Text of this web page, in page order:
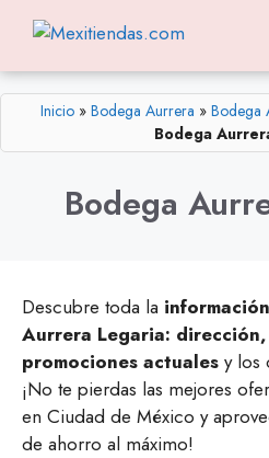
contenido
Inicio » Bodega Aurrera » Bodega
Bodega
Bodega
Descubre toda la
Aurrera Legaria:
promociones actuales y los
¡No te pierdas las mejores
en Ciudad de México y
de ahorro al máximo!